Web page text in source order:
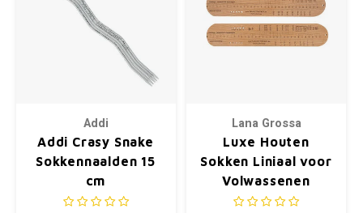
Addi
Addi Crasy Snake
Sokkennaalden 15
cm
Lana Grossa
Luxe Houten
Sokken Liniaal voor
Volwassenen